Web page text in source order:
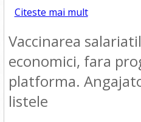
Citeste mai mult
Vaccinarea
economici, fara
platforma.
listele